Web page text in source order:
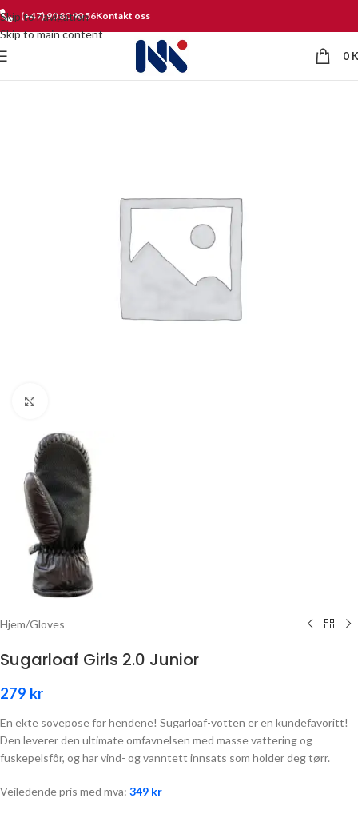
Skip to navigation
Skip to main content
(+47) 90 80 90 56Kontakt oss
0
Hjem/Gloves
Sugarloaf Girls 2.0 Junior
279 kr
En ekte sovepose for hendene! Sugarloaf-votten er en kundefavoritt!
Den leverer den ultimate omfavnelsen med masse vattering og
fuskepelsfôr, og har vind- og vanntett innsats som holder deg tørr.
Veiledende pris med mva: 349 kr